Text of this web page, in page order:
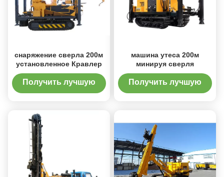
снаряжение сверла 200м
установленное Кравлер
Получить лучшую
машина утеса 200м
минируя сверля
Получить лучшую